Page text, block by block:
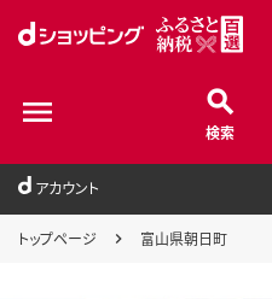
検索
アカウント
トップページ 富山県朝日町